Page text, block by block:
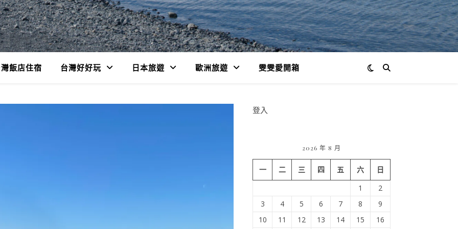
飯店住宿 台灣好好玩 日本旅遊 歐洲旅遊 雯雯愛開箱
登入
2026 年 8 月
一 二 三 四 五 六
日
1
2
3
4 5 6 7 8
9
10
11 12 13 14 15 16